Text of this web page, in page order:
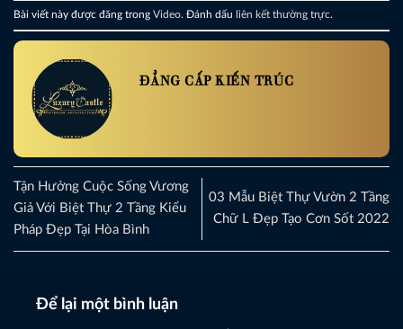
Bài viết này được đăng trong Video. Đánh dấu liên kết thường trực.
ĐẲNG CẤP KIẾN TRÚC
Tận Hưởng Cuộc Sống Vương
Giả Với Biệt Thự 2 Tầng Kiểu
Pháp Đẹp Tại Hòa Bình
03 Mẫu Biệt Thự Vườn 2 Tầng
Chữ L Đẹp Tạo Cơn Sốt 2022
Để lại một bình luận